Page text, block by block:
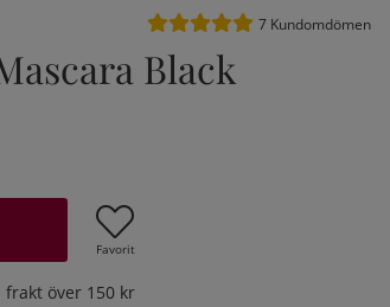
Medelbetyg 5 av 5 Antal
7 Kundomdömen
Black
Favorit
frakt över 150 kr